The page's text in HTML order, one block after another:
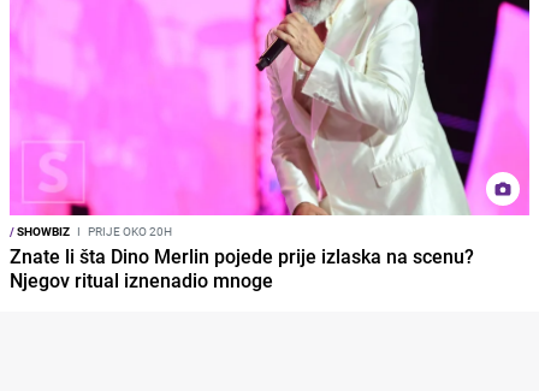
/SHOWBIZ I PRIJE OKO 20H
Znate li šta Dino Merlin pojede prije izlaska na scenu?
Njegov ritual iznenadio mnoge